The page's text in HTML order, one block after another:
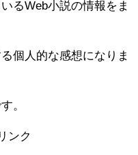
るWeb小説の情報をま
個人的な感想になりま
。
ンク